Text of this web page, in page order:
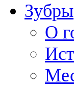
Зубры
О